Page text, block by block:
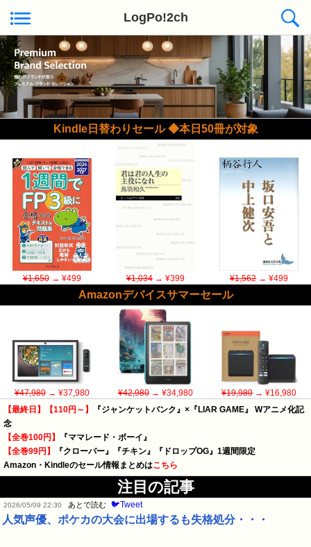
LogPo!2ch
Kindle日替わりセール ◆本日50冊が対象
¥1,650→ ¥499 ¥1,034→ ¥399 ¥1,562→ ¥499
Amazonデバイスサマーセール
¥47,980→ ¥37,980 ¥42,980→ ¥34,980 ¥19,980→ ¥16,980
【最終日】【110円～】
『ジャンケットバンク』×『LIAR GAME』 Wアニメ化記
念
【全巻100円】
『ママレード・ボーイ』
【全巻99円】
『クローバー』『チキン』『ドロップOG』1週間限定
Amazon・Kindleのセール情報まとめはこちら
注目の記事
2026/05/09 22:30 あとで読む 🐦Tweet
人気声優、ポケカの大会に出場するも失格処分・・・